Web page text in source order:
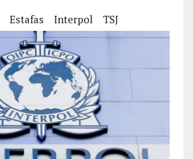
Estafas Interpol TSJ